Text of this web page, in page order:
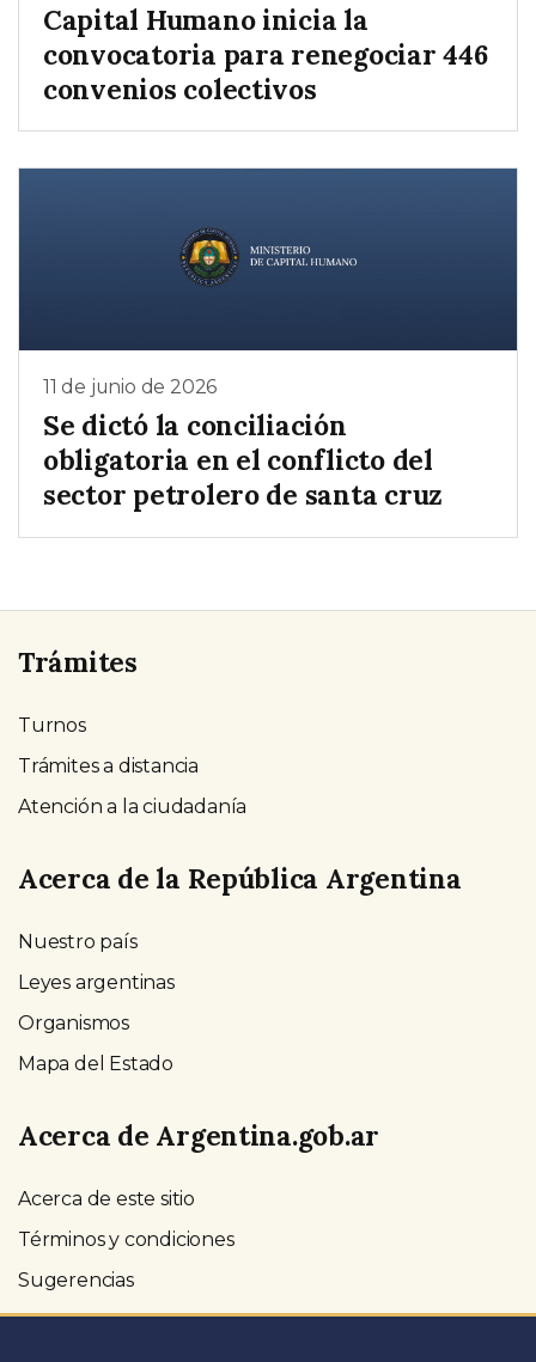
Capital Humano inicia la
convocatoria para renegociar 446
convenios colectivos
11 de junio de 2026
Se dictó la conciliación
obligatoria en el conflicto del
sector petrolero de santa cruz
Trámites
Turnos
Trámites a distancia
Atención a la ciudadanía
Acerca de la República Argentina
Nuestro país
Leyes argentinas
Organismos
Mapa del Estado
Acerca de Argentina.gob.ar
Acerca de este sitio
Términos y condiciones
Sugerencias